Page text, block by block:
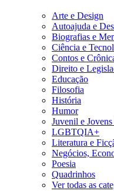
Arte e Design
Autoajuda e
Biografias e
Ciência e
Contos e
Direito e
Educação
Filosofia
História
Humor
Juvenil e
LGBTQIA+
Literatura e
Negócios,
Poesia
Quadrinhos
Ver todas as